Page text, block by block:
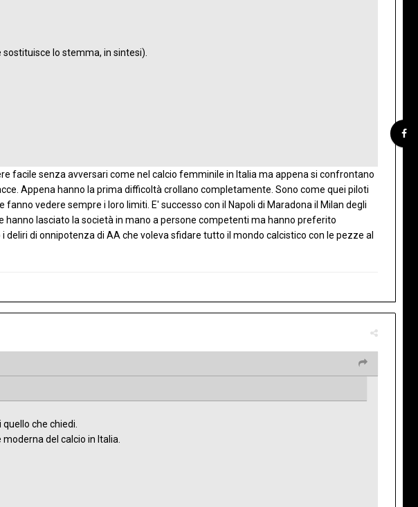
lo stemma, in sintesi).
facile senza avversari come nel calcio femminile in Italia ma appena si confrontano
Appena hanno la prima difficoltà crollano completamente. Sono come quei piloti
vedere sempre i loro limiti. E' successo con il Napoli di Maradona il Milan degli
lasciato la società in mano a persone competenti ma hanno preferito
di onnipotenza di AA che voleva sfidare tutto il mondo calcistico con le pezze al
che chiedi.
del calcio in Italia.